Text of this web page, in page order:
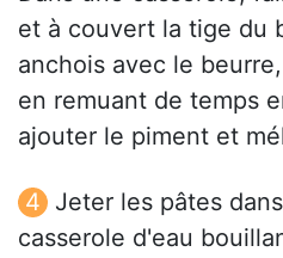
et à couvert la tige du
anchois avec le
en remuant de temps
ajouter le piment et
Jeter les pâtes
casserole d'eau